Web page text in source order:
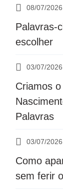
08/07/2026
Palavras-
escolher
03/07/2026
Criamos
Palavras
03/07/2026
Como
sem ferir